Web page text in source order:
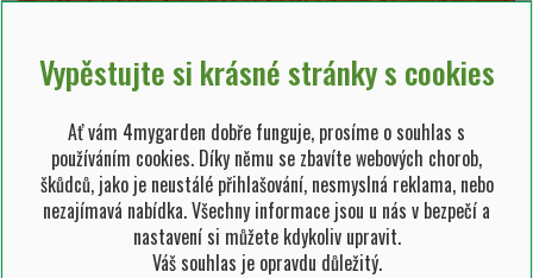
Vypěstujte si krásné stránky s cookies
Ať vám 4mygarden dobře funguje, prosíme o souhlas s
používáním cookies. Díky němu se zbavíte webových chorob,
škůdců, jako je neustálé přihlašování, nesmyslná reklama, nebo
nezajímavá nabídka. Všechny informace jsou u nás v bezpečí a
nastavení si můžete kdykoliv upravit.
Váš souhlas je opravdu důležitý.